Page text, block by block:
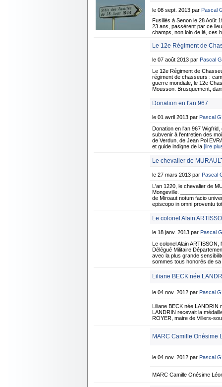
le 08 sept. 2013 par Pascal
Fusillés à Senon le 28 Août
23 ans, passèrent par ce
champs, non loin de là, ces
Le 12e Régiment de
le 07 août 2013 par Pascal
Le 12e Régiment de
régiment de chasseurs :
guerre mondiale, le 12e
Mousson. Brusquement,
Donation en l'an 967
le 01 avril 2013 par Pascal
Donation en l'an 967
subvenir à l'entretien des
de Verdun, de Jean Pol
et guide indigne de la [lire
Le chevalier de
le 27 mars 2013 par Pascal
L'an 1220, le chevalier de
Mongeville.
de Miroaut notum facio
episcopo in omni proventu
Le colonel Alain
le 18 janv. 2013 par Pascal
Le colonel Alain ARTISSON,
Délégué Militaire
avec la plus grande
sommes tous honorés de
Liliane BECK née
le 04 nov. 2012 par Pascal
Liliane BECK née LANDRIN
LANDRIN recevait la
ROYER, maire de Villers-
MARC Camille Onésime
le 04 nov. 2012 par Pascal
MARC Camille Onésime